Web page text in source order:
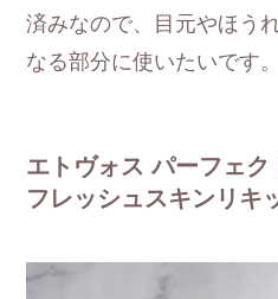
済みなので、目元やほう
なる部分に使いたいです。
エトヴォス パーフェ
フレッシュスキンリキ